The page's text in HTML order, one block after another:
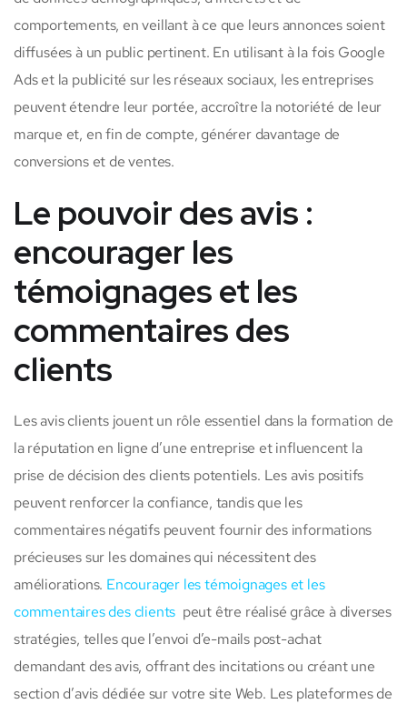
comportements, en veillant à ce que leurs annonces soient
diffusées à un public pertinent. En utilisant à la fois Google
Ads et la publicité sur les réseaux sociaux, les entreprises
peuvent étendre leur portée, accroître la notoriété de leur
marque et, en fin de compte, générer davantage de
conversions et de ventes.
Le pouvoir des avis :
encourager les
témoignages et les
commentaires des
clients
Les avis clients jouent un rôle essentiel dans la formation de
la réputation en ligne d’une entreprise et influencent la
prise de décision des clients potentiels. Les avis positifs
peuvent renforcer la confiance, tandis que les
commentaires négatifs peuvent fournir des informations
précieuses sur les domaines qui nécessitent des
améliorations. Encourager les témoignages et les
commentaires des clients peut être réalisé grâce à diverses
stratégies, telles que l’envoi d’e-mails post-achat
demandant des avis, offrant des incitations ou créant une
section d’avis dédiée sur votre site Web. Les plateformes de